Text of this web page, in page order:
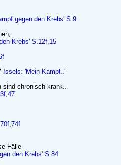
gegen den Krebs' S.9
Krebs' S.12f,15
Issels: 'Mein Kampf..'
sind chronisch krank..
Fälle
den Krebs' S.84